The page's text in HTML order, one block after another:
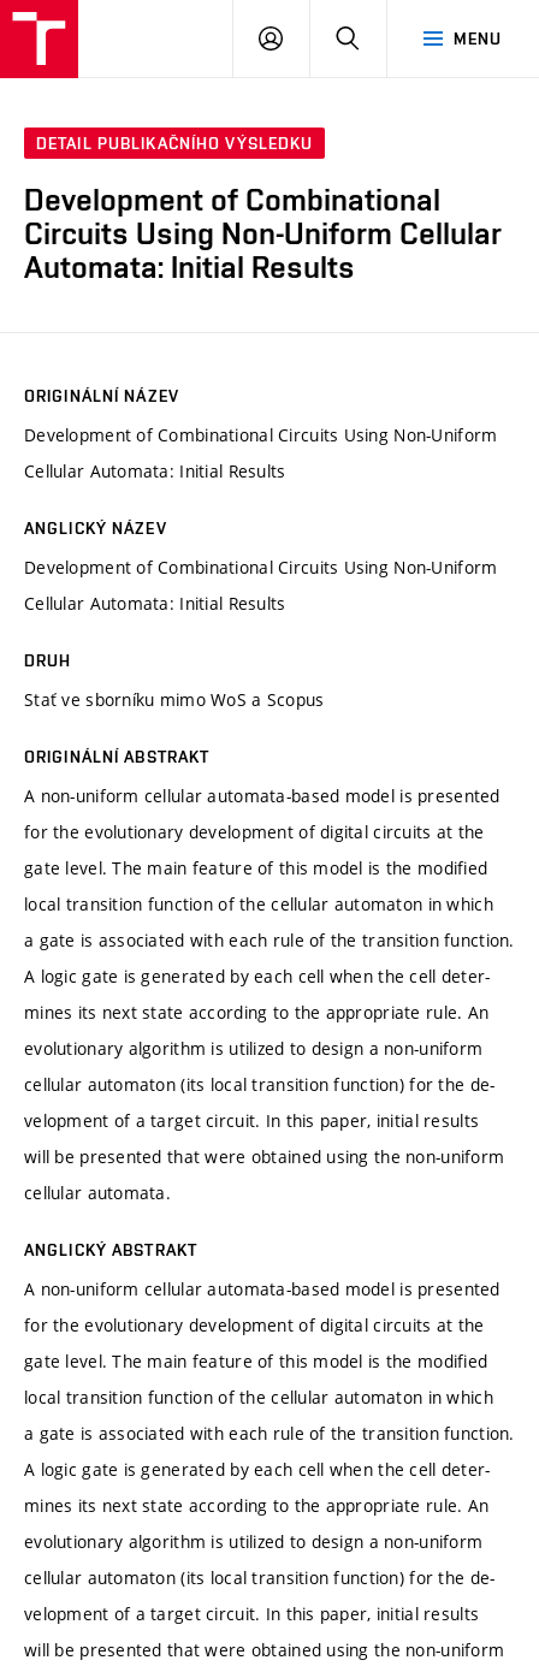
MENU
PŘIHLÁSIT
DETAIL PUBLIKAČNÍHO VÝSLEDKU
Development of Combinational
Circuits Using Non-Uniform Cellular
Automata: Initial Results
ORIGINÁLNÍ NÁZEV
Development of Combinational Circuits Using Non-Uniform
Cellular Automata: Initial Results
ANGLICKÝ NÁZEV
Development of Combinational Circuits Using Non-Uniform
Cellular Automata: Initial Results
DRUH
Stať ve sborníku mimo WoS a Scopus
ORIGINÁLNÍ ABSTRAKT
A non-uniform cellular automata-based model is presented
for the evolutionary development of digital circuits at the
gate level. The main feature of this model is the modified
local transition function of the cellular automaton in which
a gate is associated with each rule of the transition function.
A logic gate is generated by each cell when the cell deter-
mines its next state according to the appropriate rule. An
evolutionary algorithm is utilized to design a non-uniform
cellular automaton (its local transition function) for the de-
velopment of a target circuit. In this paper, initial results
will be presented that were obtained using the non-uniform
cellular automata.
ANGLICKÝ ABSTRAKT
A non-uniform cellular automata-based model is presented
for the evolutionary development of digital circuits at the
gate level. The main feature of this model is the modified
local transition function of the cellular automaton in which
a gate is associated with each rule of the transition function.
A logic gate is generated by each cell when the cell deter-
mines its next state according to the appropriate rule. An
evolutionary algorithm is utilized to design a non-uniform
cellular automaton (its local transition function) for the de-
velopment of a target circuit. In this paper, initial results
will be presented that were obtained using the non-uniform